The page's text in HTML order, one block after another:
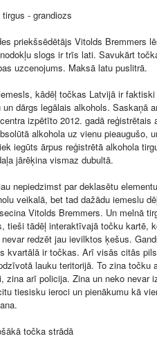
- grandiozs
priekšsēdētājs Vitolds Bremmers
slogs ir trīs lati. Savukārt
uzcenojums. Maksā latu puslitrā.
kādēļ točkas Latvijā ir
un dārgs legālais alkohols. Saskaņā
izpētīto 2012. gadā reģistrētais
alkohola uz vienu pieaugušo,
iegūts ārpus reģistrētā alkohola
jārēķina vismaz dubultā.
nepiedzimst par deklasētu
veikalā, bet tad dažādu iemeslu
Vitolds Bremmers. Un melnā
tieši tādēļ interaktīvajā točku kartē,
redzēt jau ievilktos ķešus.
kvartālā ir točkas. Arī visās citās
lauku teritorijā. To zina točku
zina arī policija. Zina un neko nevar
tiesisku ieroci un pienākumu kā
točka strādā